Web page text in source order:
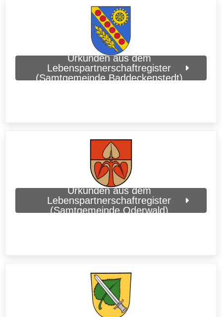
Urkunden aus dem
Lebenspartnerschaftregister
(Samtgemeinde Baddeckenstedt)
Urkunden aus dem
Lebenspartnerschaftregister
(Samtgemeinde Oderwald)